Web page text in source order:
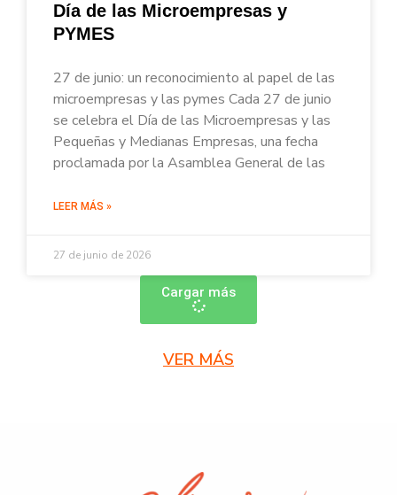
Día de las Microempresas y
PYMES
27 de junio: un reconocimiento al papel de las
microempresas y las pymes Cada 27 de junio
se celebra el Día de las Microempresas y las
Pequeñas y Medianas Empresas, una fecha
proclamada por la Asamblea General de las
LEER MÁS »
27 de junio de 2026
Cargar más
VER MÁS